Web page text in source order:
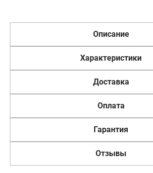
Описание
Характеристики
Доставка
Оплата
Гарантия
Отзывы